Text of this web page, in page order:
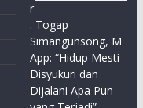
r
. Togap
Simangunsong, M
App: “Hidup Mesti
Disyukuri dan
Dijalani Apa Pun